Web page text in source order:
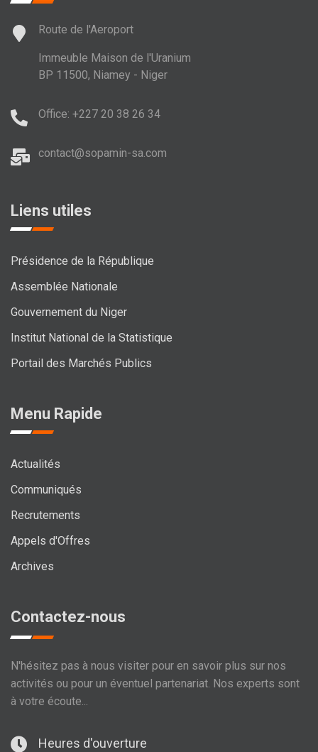
Route de l'Aeroport
Immeuble Maison de l'Uranium
BP 11500, Niamey - Niger
Office: +227 20 38 26 34
contact@sopamin-sa.com
Liens utiles
Présidence de la République
Assemblée Nationale
Gouvernement du Niger
Institut National de la Statistique
Portail des Marchés Publics
Menu Rapide
Actualités
Communiqués
Recrutements
Appels d'Offres
Archives
Contactez-nous
N'hésitez pas à nous visiter pour en savoir plus sur nos
activités ou pour un éventuel partenariat. Nos experts sont
à votre écoute...
Heures d'ouverture